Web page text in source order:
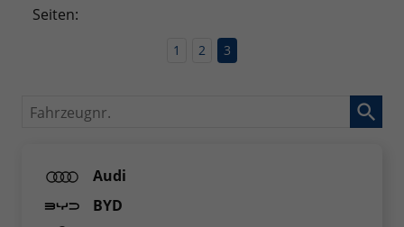
Seiten:
1 2 3
Fahrzeugnr.
Audi
BYD